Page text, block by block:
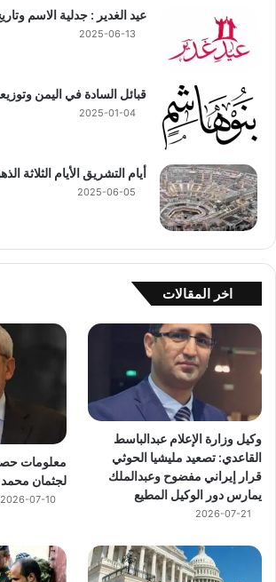
عيد الغدير : جدلية الاسم
2025-06-13
قبائل السادة في اليمن
2025-01-04
أيام التشريق الأيام الثلاثة
2025-06-05
اخر المقالات
وكيل وزارة الإعلام عبدالباسط
القاعدي: تصعيد مليشيا الحوثي
قرار إيراني مفضوح وعبدالملك
يمارس دور الوكيل المطيع
2026-07-21
معلومات
لجثمان
2026-07-10